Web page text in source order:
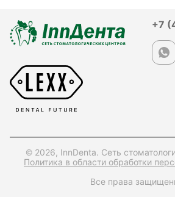
+7
© 2026, InnDenta. Сеть
Политика в области обработки
Все права